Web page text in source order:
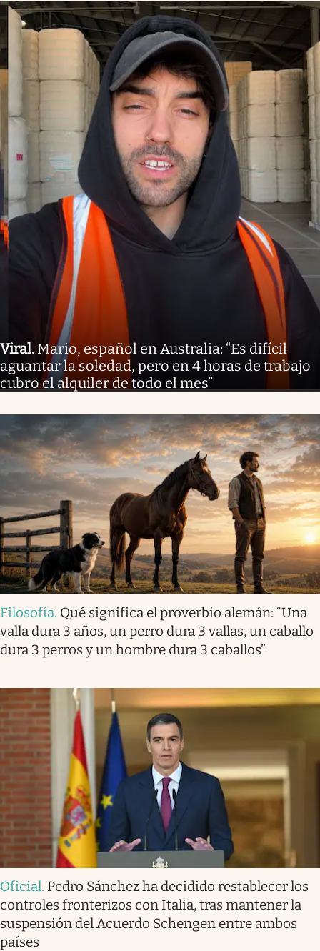
Viral. Mario, español en Australia: “Es difícil
aguantar la soledad, pero en 4 horas de trabajo
cubro el alquiler de todo el mes”
Filosofía. Qué significa el proverbio alemán: “Una
valla dura 3 años, un perro dura 3 vallas, un caballo
dura 3 perros y un hombre dura 3 caballos”
Oficial. Pedro Sánchez ha decidido restablecer los
controles fronterizos con Italia, tras mantener la
suspensión del Acuerdo Schengen entre ambos
países